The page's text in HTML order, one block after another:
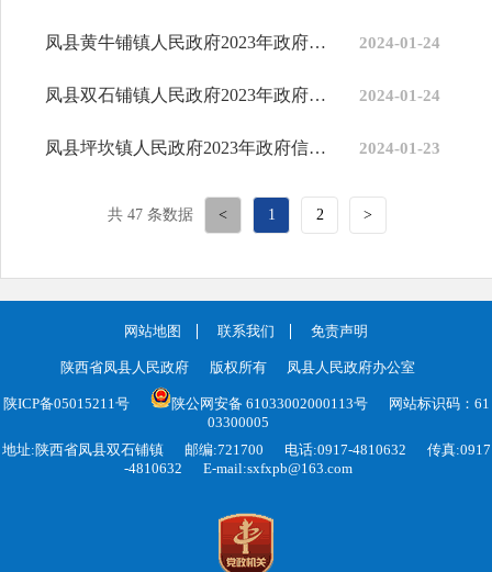
凤县黄牛铺镇人民政府2023年政府信息公开工作年度报告 2024-01-24
凤县双石铺镇人民政府2023年政府信息公开工作年度报告 2024-01-24
凤县坪坎镇人民政府2023年政府信息公开工作年度报告 2024-01-23
共 47 条数据 < 1 2 >
网站地图 联系我们 免责声明
陕西省凤县人民政府 版权所有 凤县人民政府办公室
陕ICP备05015211号 陕公网安备 61033002000113号
网站标识码：61
03300005
地址:陕西省凤县双石铺镇
邮编:721700 电话:0917-4810632
传真:0917
-4810632
E-mail:sxfxpb@163.com